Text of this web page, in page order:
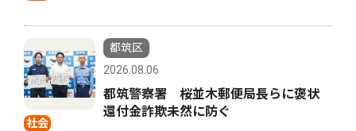
社会
都筑区
2026.08.06
都筑警察署 桜並木郵便局長らに褒状
還付金詐欺未然に防ぐ